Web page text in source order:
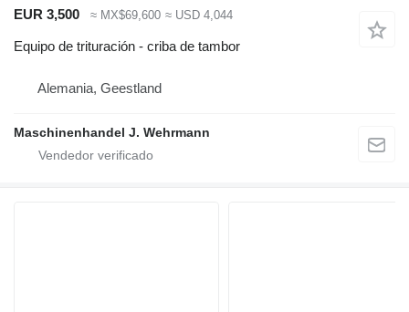
EUR 3,500
≈ MX$69,600 ≈ USD 4,044
Equipo de trituración - criba de tambor
Alemania, Geestland
Maschinenhandel J. Wehrmann